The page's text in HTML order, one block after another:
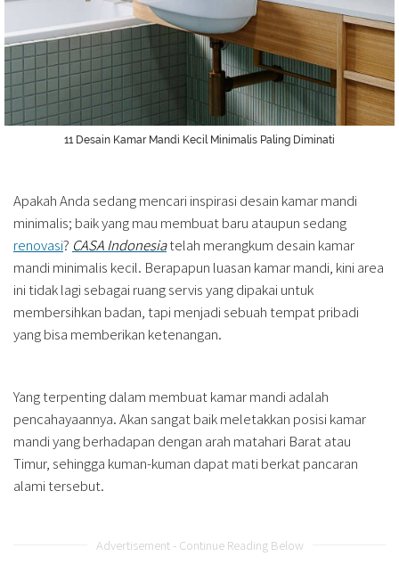
11 Desain Kamar Mandi Kecil Minimalis Paling Diminati
Apakah Anda sedang mencari inspirasi desain kamar mandi
minimalis; baik yang mau membuat baru ataupun sedang
renovasi? CASA Indonesiatelah merangkum desain kamar
mandi minimalis kecil. Berapapun luasan kamar mandi, kini area
ini tidak lagi sebagai ruang servis yang dipakai untuk
membersihkan badan, tapi menjadi sebuah tempat pribadi
yang bisa memberikan ketenangan.
Yang terpenting dalam membuat kamar mandi adalah
pencahayaannya. Akan sangat baik meletakkan posisi kamar
mandi yang berhadapan dengan arah matahari Barat atau
Timur, sehingga kuman-kuman dapat mati berkat pancaran
alami tersebut.
Advertisement - Continue Reading Below